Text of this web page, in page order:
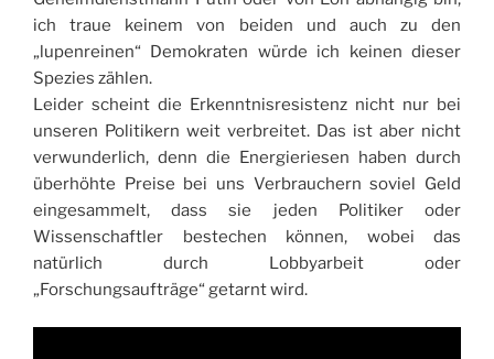
ich traue keinem von beiden und auch zu den
„lupenreinen“ Demokraten würde ich keinen dieser
Spezies zählen.
Leider scheint die Erkenntnisresistenz nicht nur bei
unseren Politikern weit verbreitet. Das ist aber nicht
verwunderlich, denn die Energieriesen haben durch
überhöhte Preise bei uns Verbrauchern soviel Geld
eingesammelt, dass sie jeden Politiker oder
Wissenschaftler bestechen können, wobei das
natürlich durch Lobbyarbeit oder
„Forschungsaufträge“ getarnt wird.